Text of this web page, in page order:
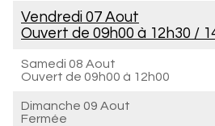
Vendredi 07 Aout
Ouvert de 09h00 à 12h30 /
Samedi 08 Aout
Ouvert de 09h00 à 12h00
Dimanche 09 Aout
Fermée